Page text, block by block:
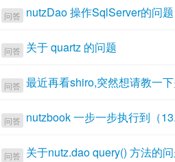
问答 nutzDao 操作SqlServer的问题
问答 关于 quartz 的问题
问答 最近再看shiro,突然想请教一
问答 nutzbook 一步一步执行到（
问答 关于nutz.dao query() 方法的